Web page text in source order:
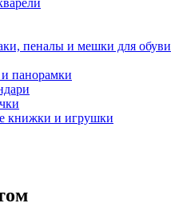
пеналы и мешки для обуви
панорамки
книжки и игрушки